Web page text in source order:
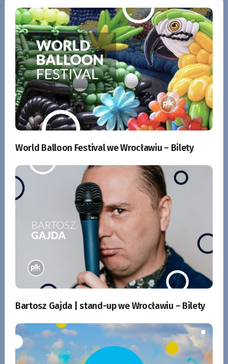
World Balloon Festival we Wrocławiu – Bilety
Bartosz Gajda | stand-up we Wrocławiu – Bilety